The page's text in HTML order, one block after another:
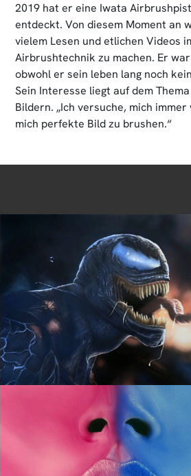
2019 hat er eine Iwata
entdeckt. Von diesem Moment an
vielem Lesen und etlichen Videos
Airbrushtechnik zu machen. Er
obwohl er sein leben lang noch
Sein Interesse liegt auf dem
Bildern. „Ich versuche, mich
mich perfekte Bild zu brushen.“